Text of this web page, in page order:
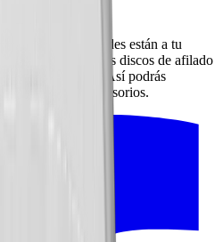
de ojos
las posibilidades están a tu
de cierre, los discos de afilado
solo movimiento. Así podrás
con nuestros accesorios.